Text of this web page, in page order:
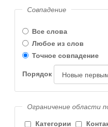
Совпадение
Все слова
Любое из слов
Точное совпадение
Порядок
Ограничение области
Категории